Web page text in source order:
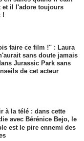
et il l'adore toujours
!
faire ce film !" : Laura
sans doute jamais
Jurassic Park sans
de cet acteur
à la télé : dans cette
avec Bérénice Bejo, le
est le pire ennemi des